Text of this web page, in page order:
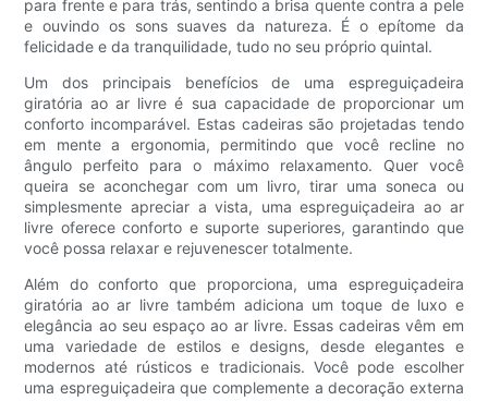
para frente e para trás, sentindo a brisa quente contra a pele
e ouvindo os sons suaves da natureza. É o epítome da
felicidade e da tranquilidade, tudo no seu próprio quintal.
Um dos principais benefícios de uma espreguiçadeira
giratória ao ar livre é sua capacidade de proporcionar um
conforto incomparável. Estas cadeiras são projetadas tendo
em mente a ergonomia, permitindo que você recline no
ângulo perfeito para o máximo relaxamento. Quer você
queira se aconchegar com um livro, tirar uma soneca ou
simplesmente apreciar a vista, uma espreguiçadeira ao ar
livre oferece conforto e suporte superiores, garantindo que
você possa relaxar e rejuvenescer totalmente.
Além do conforto que proporciona, uma espreguiçadeira
giratória ao ar livre também adiciona um toque de luxo e
elegância ao seu espaço ao ar livre. Essas cadeiras vêm em
uma variedade de estilos e designs, desde elegantes e
modernos até rústicos e tradicionais. Você pode escolher
uma espreguiçadeira que complemente a decoração externa